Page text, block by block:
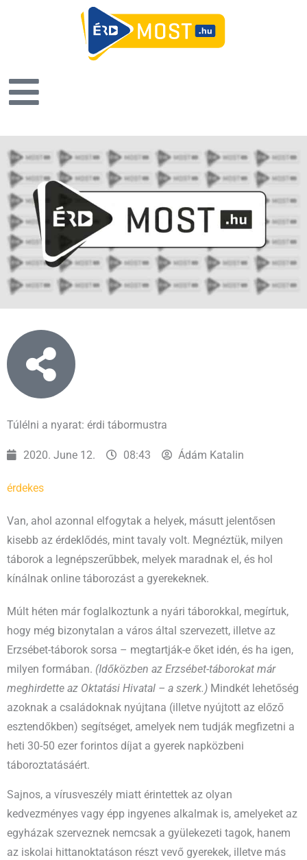
Túlélni a nyarat: érdi tábormustra
2020. June 12. 08:43 Ádám Katalin
érdekes
Van, ahol azonnal elfogytak a helyek, másutt jelentősen
kisebb az érdeklődés, mint tavaly volt. Megnéztük, milyen
táborok a legnépszerűbbek, melyek maradnak el, és hol
kínálnak online táborozást a gyerekeknek.
Múlt héten már foglalkoztunk a nyári táborokkal, megírtuk,
hogy még bizonytalan a város által szervezett, illetve az
Erzsébet-táborok sorsa – megtartják-e őket idén, és ha igen,
milyen formában. (Időközben az Erzsébet-táborokat már
meghirdette az Oktatási Hivatal – a szerk.) Mindkét lehetőség
azoknak a családoknak nyújtana (illetve nyújtott az előző
esztendőkben) segítséget, amelyek nem tudják megfizetni a
heti 30-50 ezer forintos díjat a gyerek napközbeni
táboroztatásáért.
Sajnos, a vírusveszély miatt érintettek az olyan
kedvezményes vagy épp ingyenes alkalmak is, amelyeket az
egyházak szerveznek nemcsak a gyülekezeti tagok, hanem
az iskolai hittanoktatáson részt vevő gyerekek, illetve más